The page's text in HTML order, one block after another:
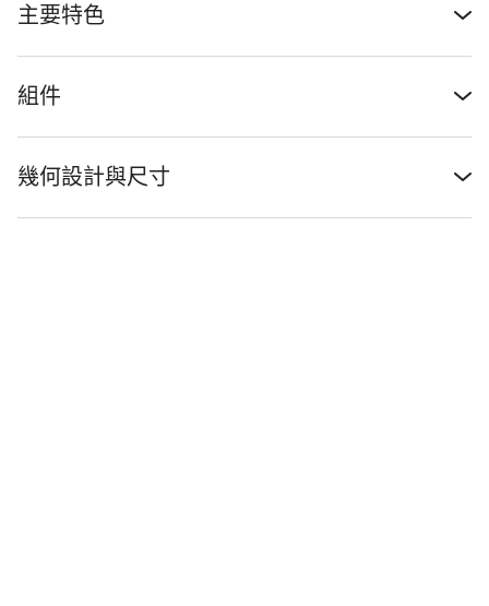
主要特色
組件
幾何設計與尺寸